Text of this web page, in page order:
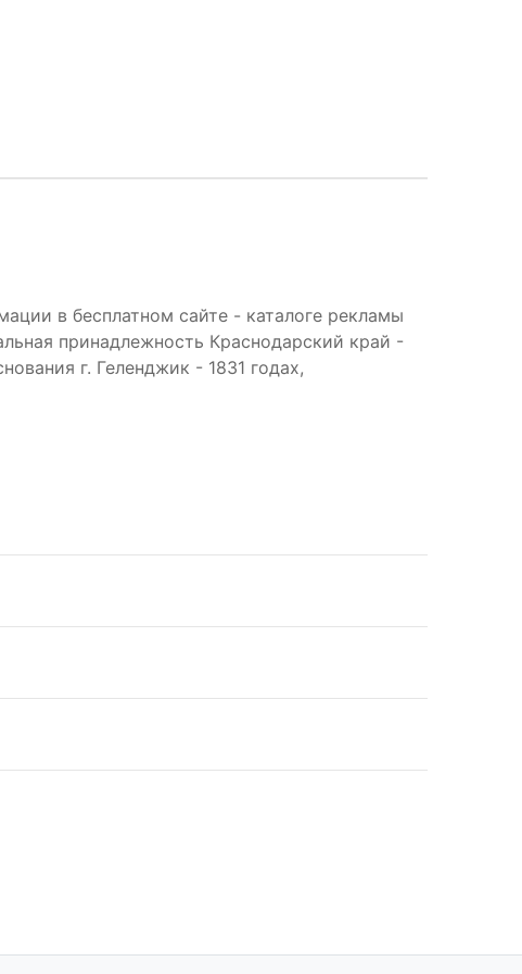
в бесплатном сайте - каталоге рекламы
принадлежность Краснодарский край -
г. Геленджик - 1831 годах,